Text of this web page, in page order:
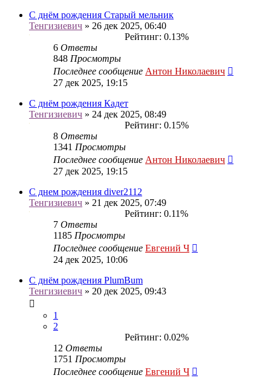
С днём рождения Старый мельник
Тенгизиевич » 26 дек 2025, 06:40
Рейтинг: 0.13%
6 Ответы
848 Просмотры
Последнее сообщение Антон Николаевич
27 дек 2025, 19:15
С днём рождения Кадет
Тенгизиевич » 24 дек 2025, 08:49
Рейтинг: 0.15%
8 Ответы
1341 Просмотры
Последнее сообщение Антон Николаевич
27 дек 2025, 19:15
С днем рождения diver2112
Тенгизиевич » 21 дек 2025, 07:49
Рейтинг: 0.11%
7 Ответы
1185 Просмотры
Последнее сообщение Евгений Ч
24 дек 2025, 10:06
С днём рождения PlumBum
Тенгизиевич » 20 дек 2025, 09:43
1
2
Рейтинг: 0.02%
12 Ответы
1751 Просмотры
Последнее сообщение Евгений Ч